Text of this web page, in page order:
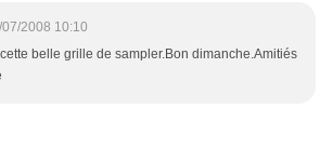
2008 10:10
belle grille de sampler.Bon dimanche.Amitiés